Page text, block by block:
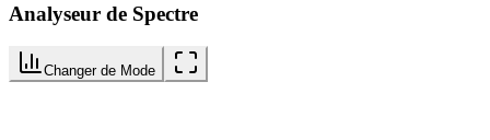
Analyseur de Spectre
Changer de Mode